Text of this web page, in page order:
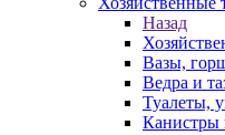
Назад
Вазы,
Ведра и
Туалеты,
Канистры